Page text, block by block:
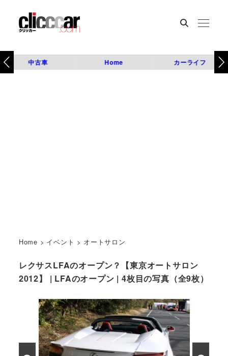
中古車 Home カーライフ
Home > イベント > オートサロン
レクサスLFAのオープン？【東京オートサロン
2012】 | LFAのオープン | 4枚目の写真（全9枚）